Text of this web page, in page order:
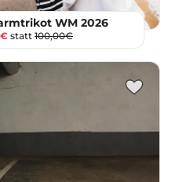
WM 2026
statt 100,00€